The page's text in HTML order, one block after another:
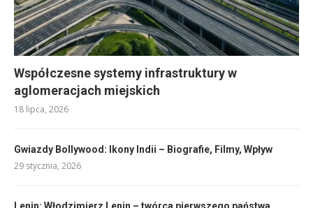
Współczesne systemy infrastruktury w
aglomeracjach miejskich
18 lipca, 2026
Gwiazdy Bollywood: Ikony Indii – Biografie, Filmy, Wpływ
29 stycznia, 2026